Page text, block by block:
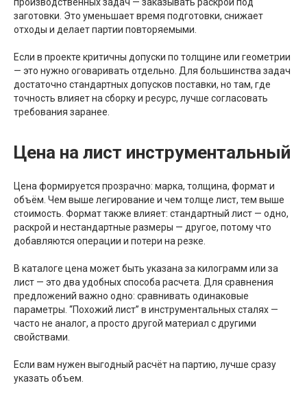
заготовки. Это уменьшает время подготовки, снижает
отходы и делает партии повторяемыми.
Если в проекте критичны допуски по толщине или геометрии
— это нужно оговаривать отдельно. Для большинства задач
достаточно стандартных допусков поставки, но там, где
точность влияет на сборку и ресурс, лучше согласовать
требования заранее.
Цена на лист инструментальный
Цена формируется прозрачно: марка, толщина, формат и
объём. Чем выше легирование и чем толще лист, тем выше
стоимость. Формат также влияет: стандартный лист — одно,
раскрой и нестандартные размеры — другое, потому что
добавляются операции и потери на резке.
В каталоге цена может быть указана за килограмм или за
лист — это два удобных способа расчета. Для сравнения
предложений важно одно: сравнивать одинаковые
параметры. “Похожий лист” в инструментальных сталях —
часто не аналог, а просто другой материал с другими
свойствами.
Если вам нужен выгодный расчёт на партию, лучше сразу
указать объем.